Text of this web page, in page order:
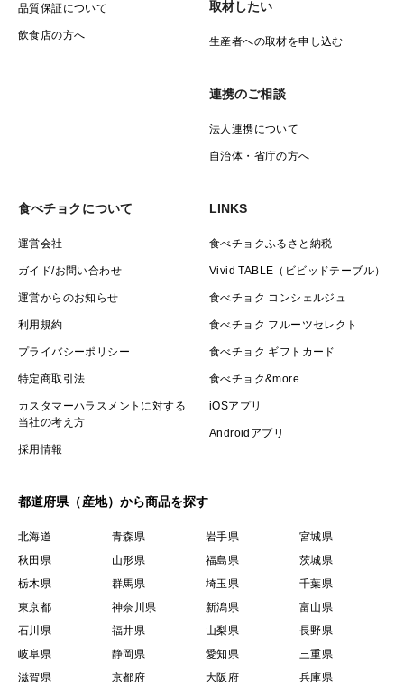
品質保証について
飲食店の方へ
取材したい
生産者への取材を申し込む
連携のご相談
法人連携について
自治体・省庁の方へ
食べチョクについて
運営会社
ガイド/お問い合わせ
運営からのお知らせ
利用規約
プライバシーポリシー
特定商取引法
カスタマーハラスメントに対する
当社の考え方
採用情報
LINKS
食べチョクふるさと納税
Vivid TABLE（ビビッドテーブル）
食べチョク コンシェルジュ
食べチョク フルーツセレクト
食べチョク ギフトカード
食べチョク&more
iOSアプリ
Androidアプリ
都道府県（産地）から商品を探す
北海道 青森県 岩手県
宮城県
秋田県
山形県 福島県
茨城県
栃木県
群馬県 埼玉県
千葉県
東京都
神奈川県 新潟県
富山県
石川県
福井県 山梨県
長野県
岐阜県
静岡県 愛知県
三重県
滋賀県
京都府 大阪府 兵庫県